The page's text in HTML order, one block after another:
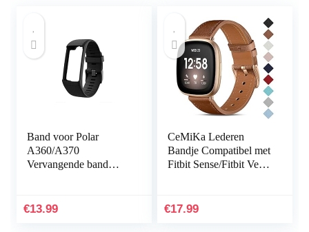
Band voor Polar
A360/A370
Vervangende band
Vervangende band
€13.99
CeMiKa Lederen
Bandje Compatibel met
Fitbit Sense/Fitbit Versa
Compatibel met Fitbit
€17.99